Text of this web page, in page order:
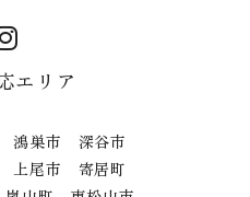
エリア
鴻巣市 深谷市
上尾市 寄居町